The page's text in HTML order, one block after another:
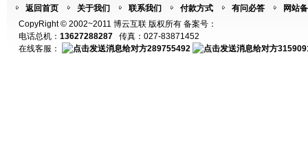
返回首页 关于我们 联系我们 付款方式 有问必答
网站
CopyRight © 2002~2011 博云互联 版权所有 备案号：
电话总机： 13627288287 传真：027-83871452
在线客服：
289755492